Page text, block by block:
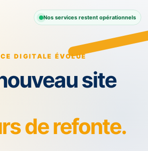
Nos services restent opérationnels
DIGITALE ÉVOLUE
site
de refonte.